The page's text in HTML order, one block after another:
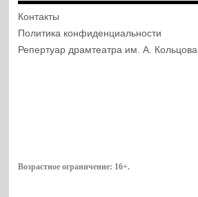
Контакты
Политика конфиденциальности
Репертуар драмтеатра им. А. Кольцова
Возрастное ограничение: 16+.